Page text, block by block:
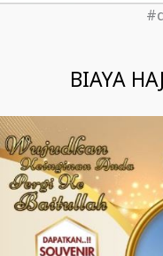
BIAYA